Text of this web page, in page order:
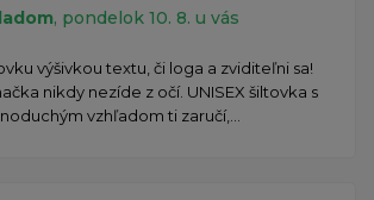
, pondelok 10. 8. u vás
výšivkou textu, či loga a zviditeľni sa!
nikdy nezíde z očí. UNISEX šiltovka s
vzhľadom ti zaručí,...